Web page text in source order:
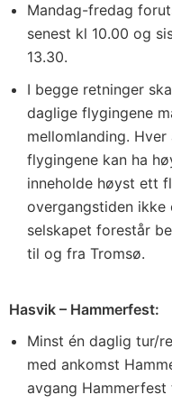
Mandag-fredag
senest kl 10.00 og
13.30.
I begge retninger
daglige flygingene
mellomlanding.
flygingene kan ha
inneholde høyst ett
overgangstiden
selskapet forestår
til og fra Tromsø.
Hasvik – Hammerfest:
Minst én daglig tur/
med ankomst
avgang Hammerfest